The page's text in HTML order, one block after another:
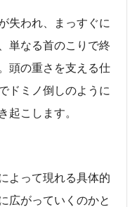
失われ、まっすぐに
単なる首のこりで終
頭の重さを支える仕
ドミノ倒しのように
起こします。
よって現れる具体的
広がっていくのかと